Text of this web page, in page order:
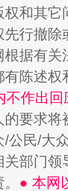
和其它
行撤
据有
有陈述
不作出
的要求将
公民/大
部门
● 本网